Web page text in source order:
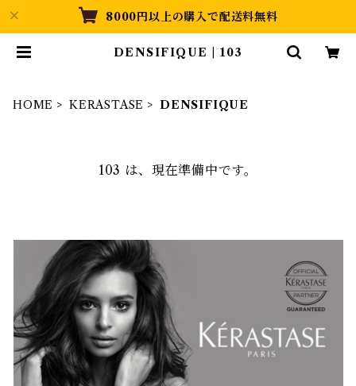
8000円以上の購入で配送料無料
DENSIFIQUE | 103
HOME KERASTASE DENSIFIQUE
103 は、現在準備中です。